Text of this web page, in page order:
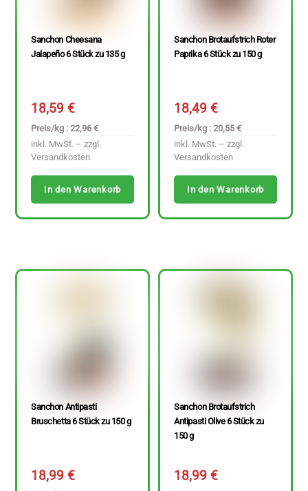
Sanchon Cheesana
Jalapeño 6 Stück zu 135 g
18,59€
Preis/kg : 22,96 €
inkl. MwSt. – zzgl.
Versandkosten
In den Warenkorb
Sanchon Brotaufstrich Roter
Paprika 6 Stück zu 150 g
18,49€
Preis/kg : 20,55 €
inkl. MwSt. – zzgl.
Versandkosten
In den Warenkorb
Sanchon Antipasti
Bruschetta 6 Stück zu 150 g
18,99€
Sanchon Brotaufstrich
Antipasti Olive 6 Stück zu
150 g
18,99€